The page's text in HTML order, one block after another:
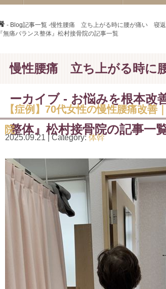
- Blog記事一覧 -慢性腰痛 立ち上がる時に腰が痛い 寝返
『無痛バランス整体』松村接骨院の記事一覧
慢性腰痛 立ち上がる時に
ーカイブ - お悩みを根本改
整体』松村接骨院の記事一
【症例】70代女性の慢性腰痛改善
院
2025.09.21 | Category: 体幹